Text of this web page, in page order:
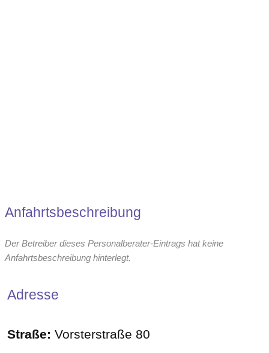
Anfahrtsbeschreibung
Der Betreiber dieses Personalberater-Eintrags hat keine
Anfahrtsbeschreibung hinterlegt.
Adresse
Straße: Vorsterstraße 80